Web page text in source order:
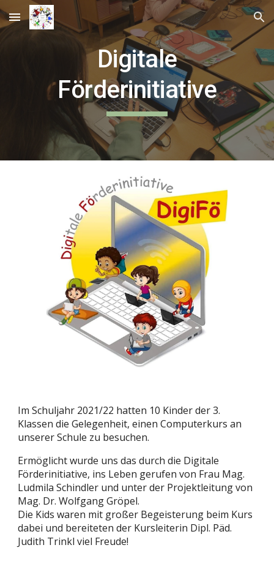
Skip to main content Skip to navigation
Digitale
Förderinitiative
Im Schuljahr 2021/22 hatten 10 Kinder der 3.
Klassen die Gelegenheit, einen Computerkurs an
unserer Schule zu besuchen.
Ermöglicht wurde uns das durch die Digitale
Förderinitiative, ins Leben gerufen von Frau Mag.
Ludmila Schindler und unter der Projektleitung von
Mag. Dr. Wolfgang Gröpel.
Die Kids waren mit großer Begeisterung beim Kurs
dabei und bereiteten der Kursleiterin Dipl. Päd.
Judith Trinkl viel Freude!